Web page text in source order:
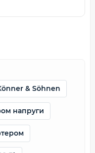
& Söhnen
напруги